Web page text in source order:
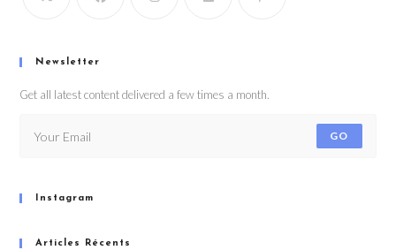
Newsletter
Get all latest content delivered a few times a month.
GO
Instagram
Articles Récents